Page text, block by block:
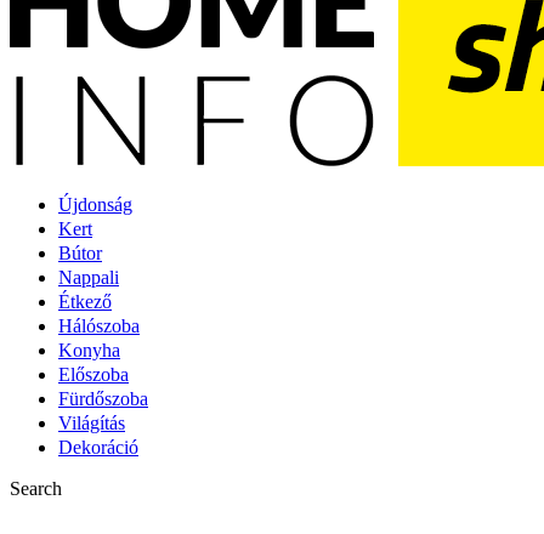
Újdonság
Kert
Bútor
Nappali
Étkező
Hálószoba
Konyha
Előszoba
Fürdőszoba
Világítás
Dekoráció
Search